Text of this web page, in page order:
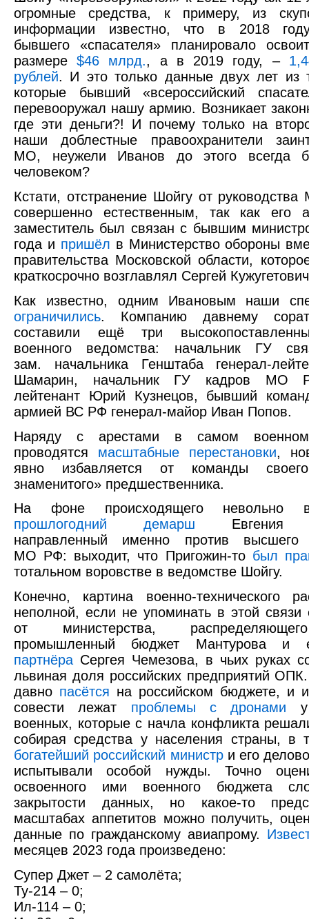
огромные средства, к примеру, из
информации известно, что в 2018
бывшего «спасателя» планировало
размере$46 млрд., а в 2019 году, –
рублей. И это только данные двух лет из
которые бывший «всероссийский
перевооружал нашу армию. Возникает
где эти деньги?! И почему только на
наши доблестные правоохранители
МО, неужели Иванов до этого всегда
человеком?
Кстати, отстранение Шойгу от
совершенно естественным, так как его
заместитель был связан с бывшим
года и пришёл в Министерство обороны
правительства Московской области,
краткосрочно возглавлял Сергей
Как известно, одним Ивановым наши
ограничились. Компанию давнему
составили ещё три
военного ведомства: начальник ГУ
зам. начальника Генштаба генерал-
Шамарин, начальник ГУ кадров МО
лейтенант Юрий Кузнецов, бывший
армией ВС РФ генерал-майор Иван Попов.
Наряду с арестами в самом военном
проводятся масштабные перестановки,
явно избавляется от команды
знаменитого» предшественника.
На фоне происходящего невольно
прошлогодний демарш Евгения
направленный именно против высшего
МО РФ: выходит, что Пригожин-то был
тотальном воровстве в ведомстве Шойгу.
Конечно, картина военно-технического
неполной, если не упоминать в этой связи
от министерства,
промышленный бюджет Мантурова и
партнёра Сергея Чемезова, в чьих руках
львиная доля российских предприятий
давно пасётся на российском бюджете, и
совести лежат проблемы с дронами у
военных, которые с начла конфликта
собирая средства у населения страны, в
богатейший российский министри его
испытывали особой нужды. Точно
освоенного ими военного бюджета
закрытости данных, но какое-то
масштабах аппетитов можно получить,
данные по гражданскому авиапрому.
месяцев 2023 года произведено:
Супер Джет – 2 самолёта;
Ту-214 – 0;
Ил-114 – 0;